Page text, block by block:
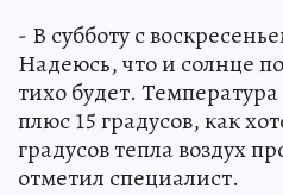
- В субботу с
Надеюсь, что и солнце
тихо будет.
плюс 15 градусов, как
градусов тепла воздух
отметил специалист.